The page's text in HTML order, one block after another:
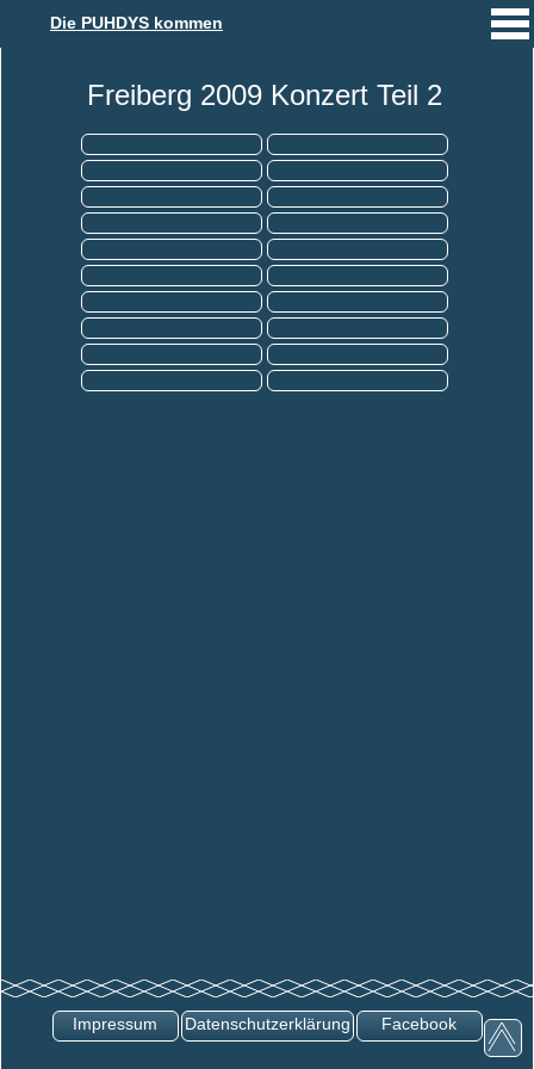
Die PUHDYS kommen
Freiberg 2009 Konzert Teil 2
Impressum Datenschutzerklärung Facebook